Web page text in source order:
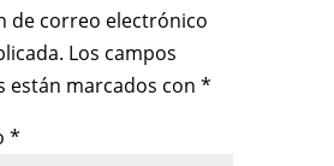
de correo electrónico
Los campos
están marcados con *
*